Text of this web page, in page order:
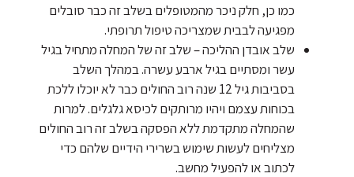
כמו כן, חלק ניכר מהמטופלים בשלב זה כבר סובלים
מפגיעה לבבית שמצריכה טיפול תרופתי.
שלב אובדן ההליכה – שלב זה של המחלה מתחיל בגיל
עשר ומסתיים בגיל ארבע עשרה. במהלך השלב
בסביבות גיל 12 שנה רוב החולים כבר לא יוכלו ללכת
בכוחות עצמם ויהיו מרותקים לכיסא גלגלים. למרות
שהמחלה מתקדמת ללא הפסקה בשלב זה רוב החולים
מצליחים לעשות שימוש בשרירי הידיים שלהם כדי
לכתוב או להפעיל מחשב.